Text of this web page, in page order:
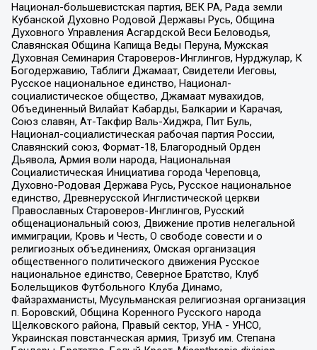
Национал-большевистская партия, ВЕК РА, Рада земли
Кубанской Духовно Родовой Державы Русь, Община
Духовного Управления Асгардской Веси Беловодья,
Славянская Община Капища Веды Перуна, Мужская
Духовная Семинария Староверов-Инглингов, Нурджулар, К
Богодержавию, Таблиги Джамаат, Свидетели Иеговы,
Русское национальное единство, Национал-
социалистическое общество, Джамаат мувахидов,
Объединенный Вилайат Кабарды, Балкарии и Карачая,
Союз славян, Ат-Такфир Валь-Хиджра, Пит Буль,
Национал-социалистическая рабочая партия России,
Славянский союз, Формат-18, Благородный Орден
Дьявола, Армия воли народа, Национальная
Социалистическая Инициатива города Череповца,
Духовно-Родовая Держава Русь, Русское национальное
единство, Древнерусской Инглистической церкви
Православных Староверов-Инглингов, Русский
общенациональный союз, Движение против нелегальной
иммиграции, Кровь и Честь, О свободе совести и о
религиозных объединениях, Омская организация
общественного политического движения Русское
национальное единство, Северное Братство, Клуб
Болельщиков Футбольного Клуба Динамо,
Файзрахманисты, Мусульманская религиозная организация
п. Боровский, Община Коренного Русского народа
Щелковского района, Правый сектор, УНА - УНСО,
Украинская повстанческая армия, Тризуб им. Степана